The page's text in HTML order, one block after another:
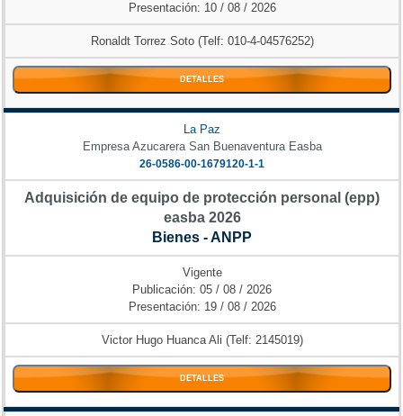
Presentación: 10 / 08 / 2026
Ronaldt Torrez Soto (Telf: 010-4-04576252)
DETALLES
La Paz
Empresa Azucarera San Buenaventura Easba
26-0586-00-1679120-1-1
Adquisición de equipo de protección personal (epp)
easba 2026
Bienes - ANPP
Vigente
Publicación: 05 / 08 / 2026
Presentación: 19 / 08 / 2026
Victor Hugo Huanca Ali (Telf: 2145019)
DETALLES